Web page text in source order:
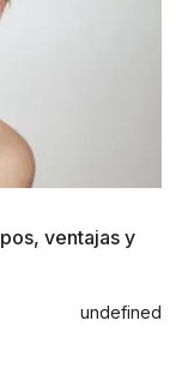
ventajas y
undefined